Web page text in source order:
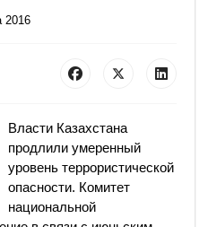
2016
Власти Казахстана
продлили умеренный
уровень террористической
опасности. Комитет
национальной